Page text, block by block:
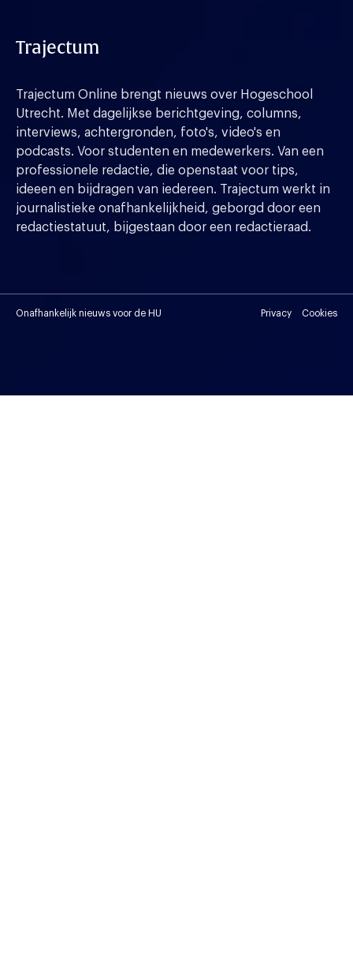
Trajectum
Trajectum Online brengt nieuws over Hogeschool
Utrecht. Met dagelijkse berichtgeving, columns,
interviews, achtergronden, foto's, video's en
podcasts. Voor studenten en medewerkers. Van een
professionele redactie, die openstaat voor tips,
ideeen en bijdragen van iedereen. Trajectum werkt in
journalistieke onafhankelijkheid, geborgd door een
redactiestatuut, bijgestaan door een redactieraad.
Onafhankelijk nieuws voor de HU Privacy Cookies